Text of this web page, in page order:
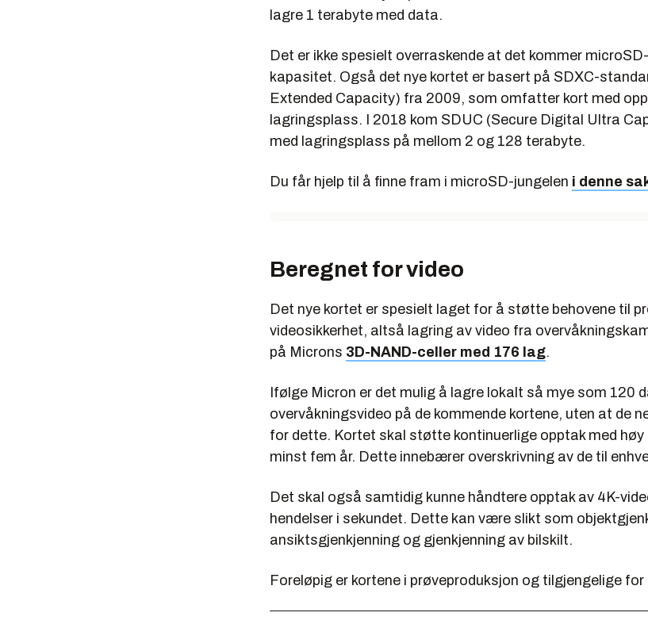
lagre 1 terabyte med data.
Det er ikke spesielt overraskende at det kommer
kapasitet. Også det nye kortet er basert på SDXC-
Extended Capacity) fra 2009, som omfatter kort med
lagringsplass. I 2018 kom SDUC (Secure Digital Ultra
med lagringsplass på mellom 2 og 128 terabyte.
Du får hjelp til å finne fram i microSD-jungelen i denne
Beregnet for video
Det nye kortet er spesielt laget for å støtte behovene til
videosikkerhet, altså lagring av video fra
på Microns 3D-NAND-celler med 176 lag.
Ifølge Micron er det mulig å lagre lokalt så mye som 120
overvåkningsvideo på de kommende kortene, uten at de
for dette. Kortet skal støtte kontinuerlige opptak med
minst fem år. Dette innebærer overskrivning av de til
Det skal også samtidig kunne håndtere opptak av 4K-
hendelser i sekundet. Dette kan være slikt som
ansiktsgjenkjenning og gjenkjenning av bilskilt.
Foreløpig er kortene i prøveproduksjon og tilgjengelige for